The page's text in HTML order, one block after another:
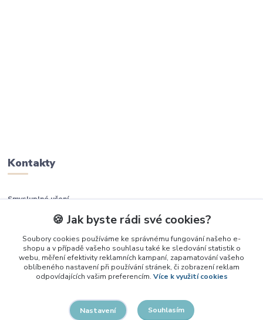
Kontakty
Smysluplné učení
+420 737 937 936
info@smysluplneuceni.cz
🍪 Jak byste rádi své cookies?
Soubory cookies používáme ke správnému fungování našeho e-
shopu a v případě vašeho souhlasu také ke sledování statistik o
webu, měření efektivity reklamních kampaní, zapamatování vašeho
oblíbeného nastavení při používání stránek, či zobrazení reklam
odpovídajících vašim preferencím. Více k využití cookies
Nastavení Souhlasím